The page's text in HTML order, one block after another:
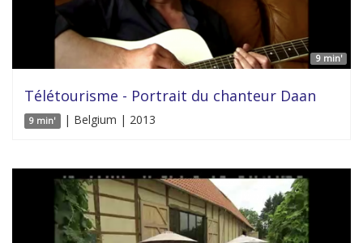
9 min'
Télétourisme - Portrait du chanteur Daan
9 min' | Belgium | 2013